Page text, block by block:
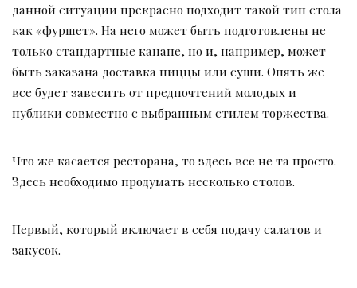
данной ситуации прекрасно подходит такой тип стола
как «фуршет». На него может быть подготовлены не
только стандартные канапе, но и, например, может
быть заказана доставка пиццы или суши. Опять же
все будет завесить от предпочтений молодых и
публики совместно с выбранным стилем торжества.
Что же касается ресторана, то здесь все не та просто.
Здесь необходимо продумать несколько столов.
Первый, который включает в себя подачу салатов и
закусок.